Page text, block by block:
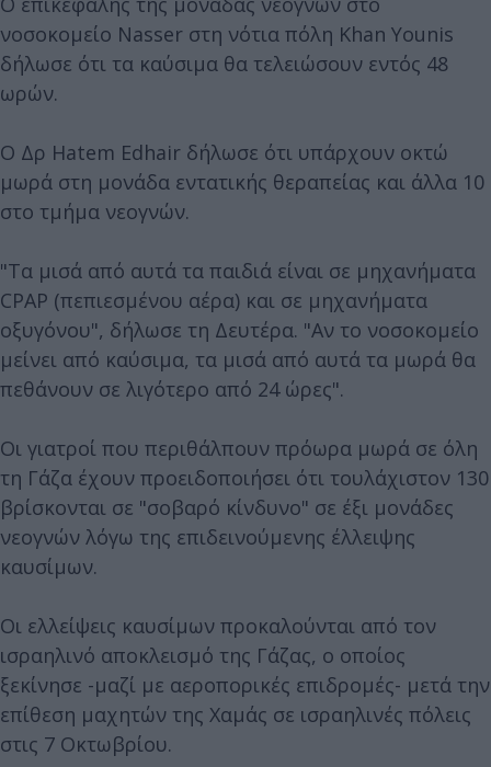
νοσοκομείο Nasser στη νότια πόλη Khan Younis
δήλωσε ότι τα καύσιμα θα τελειώσουν εντός 48
ωρών.
Ο Δρ Hatem Edhair δήλωσε ότι υπάρχουν οκτώ
μωρά στη μονάδα εντατικής θεραπείας και άλλα 10
στο τμήμα νεογνών.
"Τα μισά από αυτά τα παιδιά είναι σε μηχανήματα
CPAP (πεπιεσμένου αέρα) και σε μηχανήματα
οξυγόνου", δήλωσε τη Δευτέρα. "Αν το νοσοκομείο
μείνει από καύσιμα, τα μισά από αυτά τα μωρά θα
πεθάνουν σε λιγότερο από 24 ώρες".
Οι γιατροί που περιθάλπουν πρόωρα μωρά σε όλη
τη Γάζα έχουν προειδοποιήσει ότι τουλάχιστον 130
βρίσκονται σε "σοβαρό κίνδυνο" σε έξι μονάδες
νεογνών λόγω της επιδεινούμενης έλλειψης
καυσίμων.
Οι ελλείψεις καυσίμων προκαλούνται από τον
ισραηλινό αποκλεισμό της Γάζας, ο οποίος
ξεκίνησε -μαζί με αεροπορικές επιδρομές- μετά την
επίθεση μαχητών της Χαμάς σε ισραηλινές πόλεις
στις 7 Οκτωβρίου.